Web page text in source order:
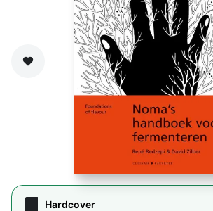
Zet op verlanglijst
Hardcover